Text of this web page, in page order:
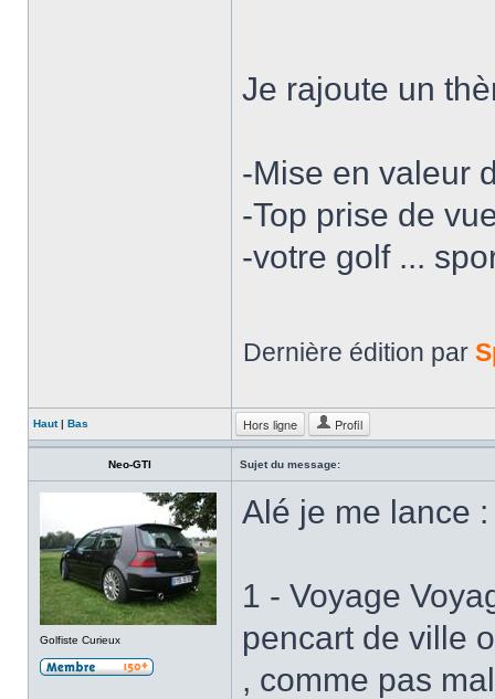
Je rajoute un
-Mise en valeur
-Top prise de
-votre golf ...
Dernière édition par
Haut| Bas Hors ligne Profil
Neo-GTI Sujet du message:
Golfiste Curieux
Alé je me lance :
1 - Voyage
pencart de ville
, comme pas